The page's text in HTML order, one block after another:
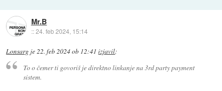
Mr.B
::24. feb 2024, 15:14
Lonsarg je22. feb 2024 ob 12:41 izjavil:
To o čemer ti govoriš je direktno linkanje na 3rd party payment
sistem.